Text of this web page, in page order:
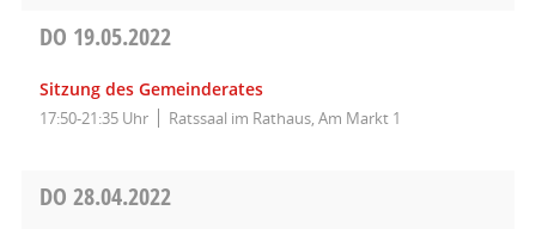
DO 19.05.2022
Sitzung des Gemeinderates
17:50-21:35 Uhr Ratssaal im Rathaus, Am Markt 1
DO 28.04.2022